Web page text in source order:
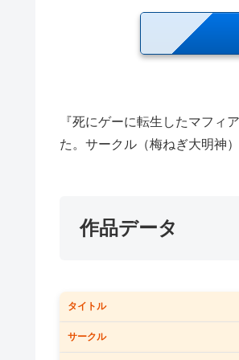
『死にゲーに転生したマフィ
た。サークル（梅ねぎ大明神
作品データ
タイトル
サークル